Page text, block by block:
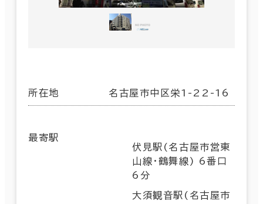
所在地 名古屋市中区栄1-22-16
最寄駅
伏見駅(名古屋市営東
山線･鶴舞線) 6番口
6分
大須観音駅(名古屋市